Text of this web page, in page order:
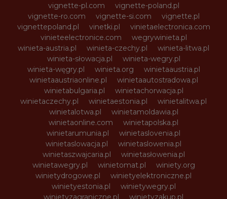
vignette-pl.com
vignette-poland.pl
vignette-ro.com
vignette-si.com
vignette.pl
vignettepoland.pl
vinetki.pl
vinietaelectronica.com
vinieteelectronice.com
wegrywinieta.pl
winieta-austria.pl
winieta-czechy.pl
winieta-litwa.pl
winieta-słowacja.pl
winieta-wegry.pl
winieta-węgry.pl
winieta.org
winietaaustria.pl
winietaaustriaonline.pl
winietaautostradowa.pl
winietabulgaria.pl
winietachorwacja.pl
winietaczechy.pl
winietaestonia.pl
winietalitwa.pl
winietalotwa.pl
winietamoldawia.pl
winietaonline.com
winietapolska.pl
winietarumunia.pl
winietaslovenia.pl
winietaslowacja.pl
winietaslowenia.pl
winietaszwajcaria.pl
winietasłowenia.pl
winietawegry.pl
winietomat.pl
winiety.org
winietydrogowe.pl
winietyelektroniczne.pl
winietyestonia.pl
winietywegry.pl
winietyzagraniczne.pl
winietyzakup.pl